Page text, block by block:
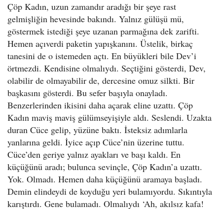
Çöp Kadın, uzun zamandır aradığı bir şeye rast
gelmişliğin hevesinde bakındı. Yalnız gülüşü mü,
göstermek istediği şeye uzanan parmağına dek zarifti.
Hemen açıverdi paketin yapışkanını. Üstelik, birkaç
tanesini de o istemeden açtı. En büyükleri bile Dev’i
örtmezdi. Kendisine olmalıydı. Seçtiğini gösterdi, Dev,
olabilir de olmayabilir de, dercesine omuz silkti. Bir
başkasını gösterdi. Bu sefer başıyla onayladı.
Benzerlerinden ikisini daha açarak eline uzattı. Çöp
Kadın maviş maviş gülümseyişiyle aldı. Seslendi. Uzakta
duran Cüce gelip, yüzüne baktı. İsteksiz adımlarla
yanlarına geldi. İyice açıp Cüce’nin üzerine tuttu.
Cüce’den geriye yalnız ayakları ve başı kaldı. En
küçüğünü aradı; bulunca sevinçle, Çöp Kadın’a uzattı.
Yok. Olmadı. Hemen daha küçüğünü aramaya başladı.
Demin elindeydi de koyduğu yeri bulamıyordu. Sıkıntıyla
karıştırdı. Gene bulamadı. Olmalıydı ‘Ah, akılsız kafa!